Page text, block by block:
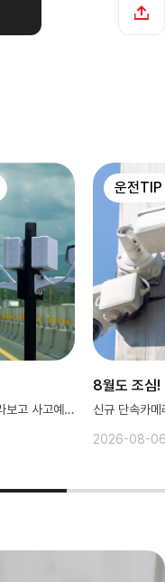
신규 단속카메라보고 사고예방해요~
운전TIP
8월도 조심!
2026-08-